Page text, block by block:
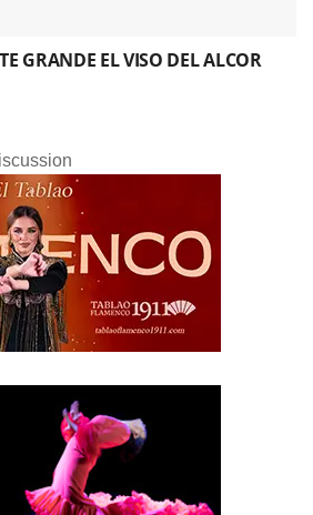
GRANDE EL VISO DEL ALCOR